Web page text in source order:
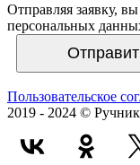
Отправляя заявку,
персональных
Пользовательское
2019 - 2024 ©